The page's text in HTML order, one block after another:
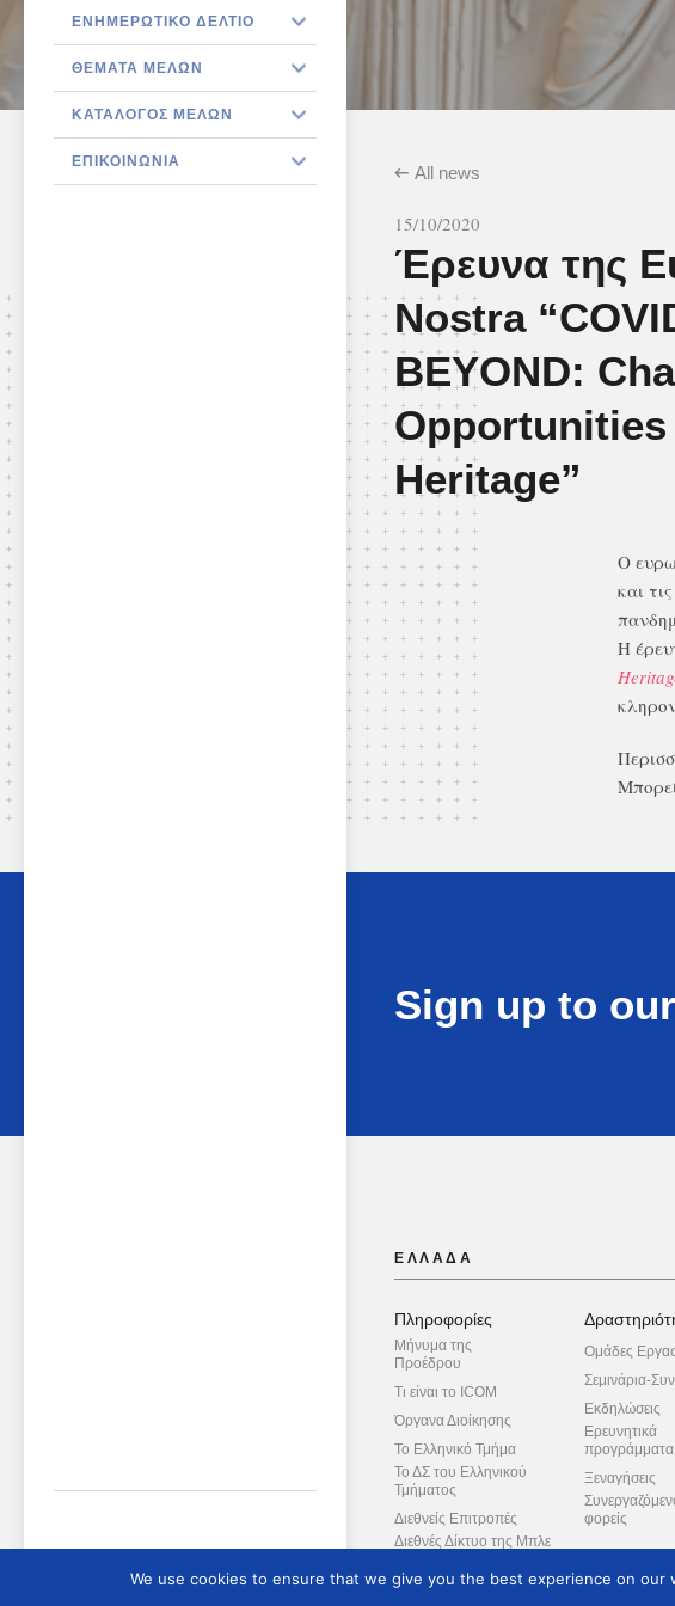
ΕΝΗΜΕΡΩΤΙΚΌ ΔΕΛΤΊΟ
ΘΈΜΑΤΑ ΜΕΛΏΝ
ΚΑΤΆΛΟΓΟΣ ΜΕΛΏΝ
ΕΠΙΚΟΙΝΩΝΊΑ
All news
15/10/2020
Έρευνα της
Nostra
BEYOND:
Heritage”
Ο
και
Η
Sign up to
ΕΛΛΑΔΑ
Πληροφορίες
Μήνυμα της
Προέδρου
Τι είναι το ICOM
Όργανα Διοίκησης
Το Ελληνικό Τμήμα
Το ΔΣ του Ελληνικού
Τμήματος
Διεθνείς Επιτροπές
Διεθνές Δίκτυο της Μπλε
Συμβουλευτική Επιτροπή
Ομάδες
Σεμινάρια-
Εκδηλώσεις
Ερευνητικά
προγράμματα
Ξεναγήσεις
φορείς
We use cookies to ensure that we give you the best experience on